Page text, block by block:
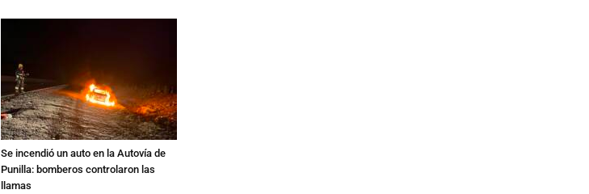
Se incendió un auto en la Autovía de
Punilla: bomberos controlaron las
llamas